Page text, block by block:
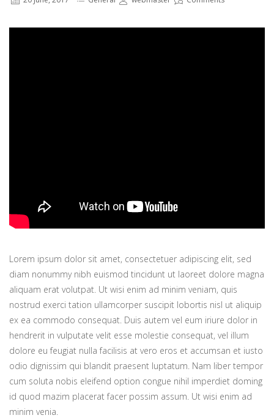
Lorem ipsum dolor sit amet, consectetuer adipiscing elit, sed
diam nonummy nibh euismod tincidunt ut laoreet dolore magna
aliquam erat volutpat. Ut wisi enim ad minim veniam, quis
nostrud exerci tation ullamcorper suscipit lobortis nisl ut aliquip
ex ea commodo consequat. Duis autem vel eum iriure dolor in
hendrerit in vulputate velit esse molestie consequat, vel illum
dolore eu feugiat nulla facilisis at vero eros et accumsan et iusto
odio dignissim qui blandit praesent luptatum. Nam liber tempor
cum soluta nobis eleifend option congue nihil imperdiet doming
id quod mazim placerat facer possim assum. Ut wisi enim ad
minim venia.